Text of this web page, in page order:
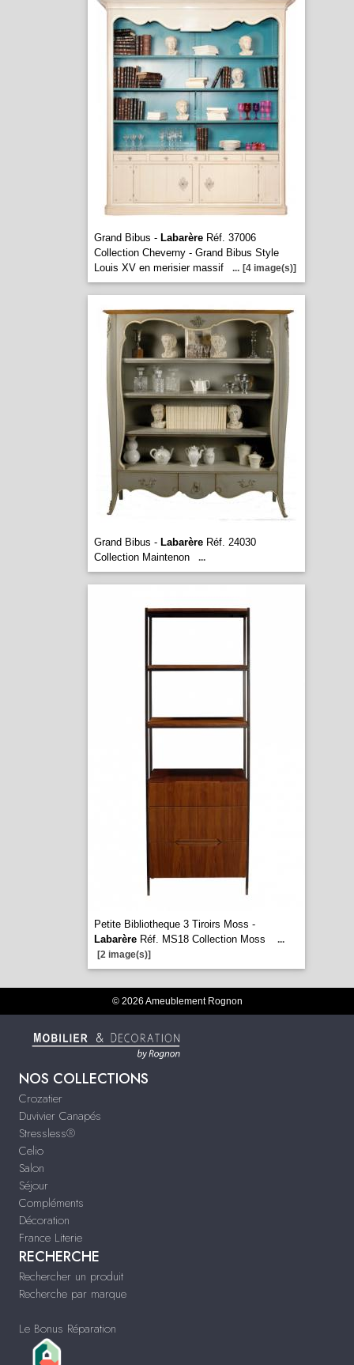
Grand Bibus - LabarèreRéf. 37006
Collection Cheverny - Grand Bibus Style
Louis XV en merisier massif
... [4 image(s)]
Grand Bibus - LabarèreRéf. 24030
Collection Maintenon
...
Petite Bibliotheque 3 Tiroirs Moss -
LabarèreRéf. MS18 Collection Moss
...
[2 image(s)]
© 2026 Ameublement Rognon
NOS COLLECTIONS
Crozatier
Duvivier Canapés
Stressless®
Celio
Salon
Séjour
Compléments
Décoration
France Literie
RECHERCHE
Rechercher un produit
Recherche par marque
Le Bonus Réparation